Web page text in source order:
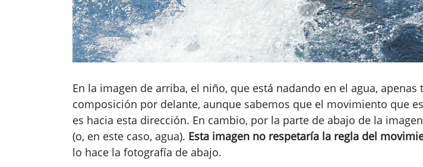
En la imagen de arriba, el niño, que está nadando en el agua, apenas
composición por delante, aunque sabemos que el movimiento que
es hacia esta dirección. En cambio, por la parte de abajo de la
(o, en este caso, agua). Esta imagen no respetaría la regla del
lo hace la fotografía de abajo.